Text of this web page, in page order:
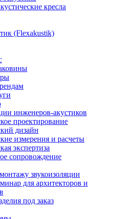
кресла
(Flexakustik)
инженеров-акустиков
проектирование
дизайн
измерения и расчеты
экспертиза
сопровождение
звукоизоляции
для архитекторов и
под заказ